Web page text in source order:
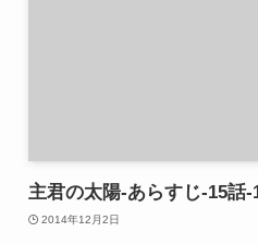
主君の太陽-あらすじ-15話-
2014年12月2日